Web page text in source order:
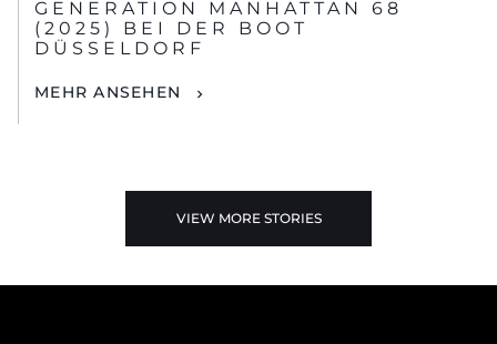
GENERATION MANHATTAN 68
(2025) BEI DER BOOT
DÜSSELDORF
MEHR ANSEHEN
VIEW MORE STORIES